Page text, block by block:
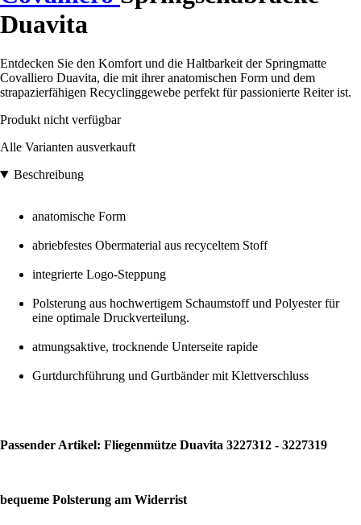
Duavita
Entdecken Sie den Komfort und die Haltbarkeit der Springmatte
Covalliero Duavita, die mit ihrer anatomischen Form und dem
strapazierfähigen Recyclinggewebe perfekt für passionierte Reiter ist.
Produkt nicht verfügbar
Alle Varianten ausverkauft
Beschreibung
anatomische Form
abriebfestes Obermaterial aus recyceltem Stoff
integrierte Logo-Steppung
Polsterung aus hochwertigem Schaumstoff und Polyester für
eine optimale Druckverteilung.
atmungsaktive, trocknende Unterseite rapide
Gurtdurchführung und Gurtbänder mit Klettverschluss
Passender Artikel: Fliegenmütze Duavita 3227312 - 3227319
bequeme Polsterung am Widerrist